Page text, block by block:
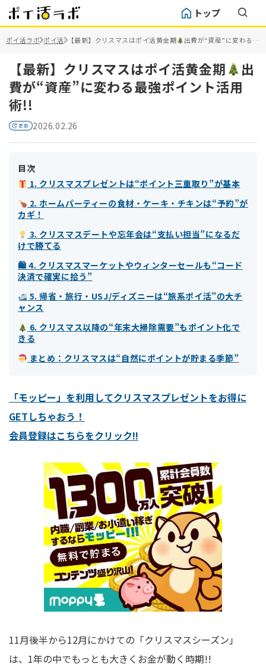
トップ
ポイ活ラボ ポイ活 【最新】クリスマスはポイ活黄金期 出費が“資産”に変わる最
強ポイント活用術!!
【最新】クリスマスはポイ活黄金期
出
費が“資産”に変わる最強ポイント活用
術!!
2026.02.26
目次
1. クリスマスプレゼントは“ポイント三重取り”が基本
2. ホームパーティーの食材・ケーキ・チキンは“予約”が
カギ！
3. クリスマスデートや忘年会は“支払い担当”になるだ
けで勝てる
🛍 4. クリスマスマーケットやウィンターセールも“コード
決済で確実に拾う”
5. 帰省・旅行・USJ/ディズニーは“旅系ポイ活”の大チ
ャンス
6. クリスマス以降の“年末大掃除需要”もポイント化で
きる
まとめ：クリスマスは“自然にポイントが貯まる季節”
「モッピー」を利用してクリスマスプレゼントをお得に
GETしちゃおう！
会員登録はこちらをクリック!!
11月後半から12月にかけての「クリスマスシーズン」
は、1年の中でもっとも大きくお金が動く時期!!